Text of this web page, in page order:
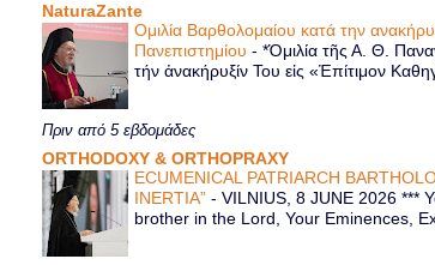
NaturaZante
Ομιλία Βαρθολομαίου κατά την
Πανεπιστημίου-*Ὁμιλία τῆς Α. Θ.
τήν ἀνακήρυξίν Του εἰς «Ἐπίτιμον
Πριν από 5 εβδομάδες
ORTHODOXY & ORTHOPRAXY
ECUMENICAL PATRIARCH
INERTIA”-VILNIUS, 8 JUNE 2026 ***
brother in the Lord, Your Eminences,